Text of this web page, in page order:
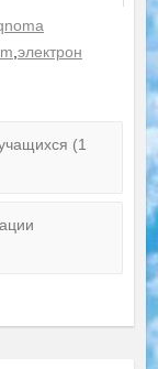
,электрон
(1